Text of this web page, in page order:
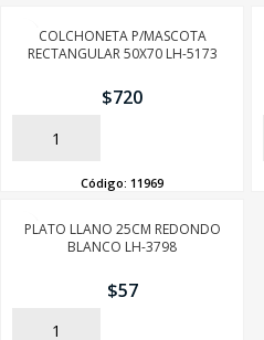
COLCHONETA P/MASCOTA
RECTANGULAR 50X70 LH-5173
$720
AÑADIR
Código: 11969
PLATO LLANO 25CM REDONDO
BLANCO LH-3798
$57
AÑADIR